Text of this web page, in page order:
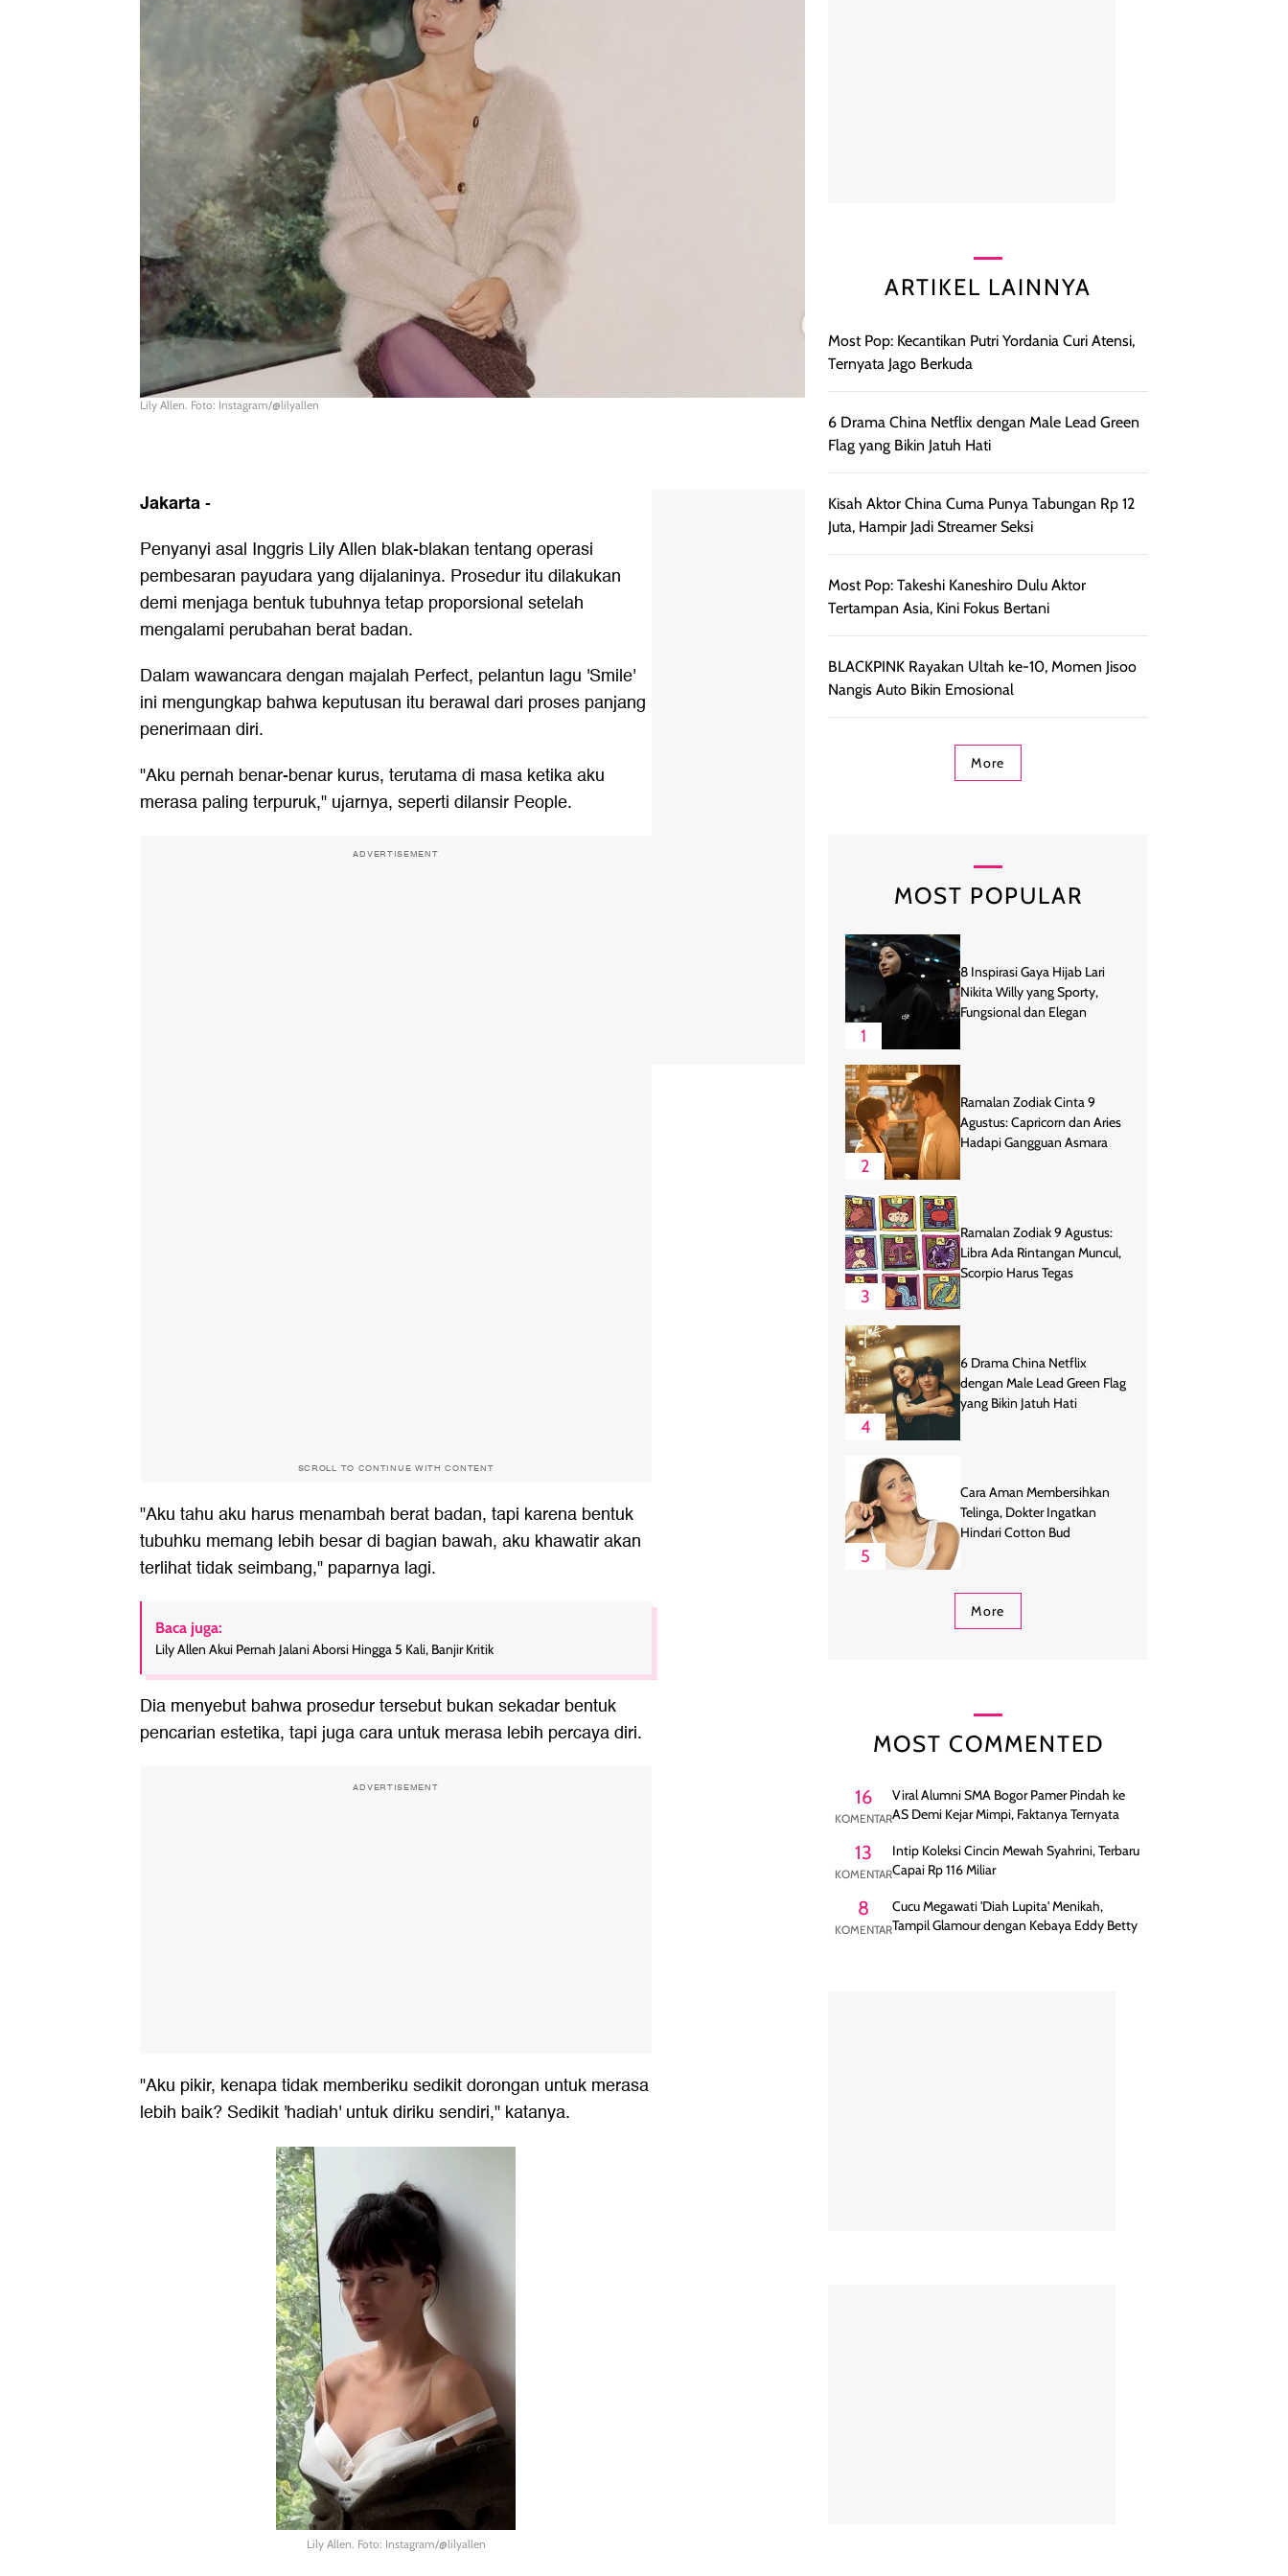
Lily Allen. Foto: Instagram/@lilyallen
Jakarta-
Penyanyi asal Inggris Lily Allen blak-blakan tentang operasi
pembesaran payudara yang dijalaninya. Prosedur itu dilakukan
demi menjaga bentuk tubuhnya tetap proporsional setelah
mengalami perubahan berat badan.
Dalam wawancara dengan majalah Perfect, pelantun lagu 'Smile'
ini mengungkap bahwa keputusan itu berawal dari proses panjang
penerimaan diri.
"Aku pernah benar-benar kurus, terutama di masa ketika aku
merasa paling terpuruk," ujarnya, seperti dilansir People.
ADVERTISEMENT
SCROLL TO CONTINUE WITH CONTENT
"Aku tahu aku harus menambah berat badan, tapi karena bentuk
tubuhku memang lebih besar di bagian bawah, aku khawatir akan
terlihat tidak seimbang," paparnya lagi.
Baca juga:
Lily Allen Akui Pernah Jalani Aborsi Hingga 5 Kali, Banjir Kritik
Dia menyebut bahwa prosedur tersebut bukan sekadar bentuk
pencarian estetika, tapi juga cara untuk merasa lebih percaya diri.
ADVERTISEMENT
"Aku pikir, kenapa tidak memberiku sedikit dorongan untuk merasa
lebih baik? Sedikit 'hadiah' untuk diriku sendiri," katanya.
Lily Allen. Foto: Instagram/@lilyallen
ARTIKEL LAINNYA
Most Pop: Kecantikan Putri Yordania Curi Atensi,
Ternyata Jago Berkuda
6 Drama China Netflix dengan Male Lead Green
Flag yang Bikin Jatuh Hati
Kisah Aktor China Cuma Punya Tabungan Rp 12
Juta, Hampir Jadi Streamer Seksi
Most Pop: Takeshi Kaneshiro Dulu Aktor
Tertampan Asia, Kini Fokus Bertani
BLACKPINK Rayakan Ultah ke-10, Momen Jisoo
Nangis Auto Bikin Emosional
More
MOST POPULAR
1
8 Inspirasi Gaya Hijab Lari
Nikita Willy yang Sporty,
Fungsional dan Elegan
2
Ramalan Zodiak Cinta 9
Agustus: Capricorn dan Aries
Hadapi Gangguan Asmara
3
Ramalan Zodiak 9 Agustus:
Libra Ada Rintangan Muncul,
Scorpio Harus Tegas
4
6 Drama China Netflix
dengan Male Lead Green Flag
yang Bikin Jatuh Hati
5
Cara Aman Membersihkan
Telinga, Dokter Ingatkan
Hindari Cotton Bud
More
MOST COMMENTED
16
KOMENTAR
Viral Alumni SMA Bogor Pamer Pindah ke
AS Demi Kejar Mimpi, Faktanya Ternyata
13
KOMENTAR
Intip Koleksi Cincin Mewah Syahrini, Terbaru
Capai Rp 116 Miliar
8
KOMENTAR
Cucu Megawati 'Diah Lupita' Menikah,
Tampil Glamour dengan Kebaya Eddy Betty